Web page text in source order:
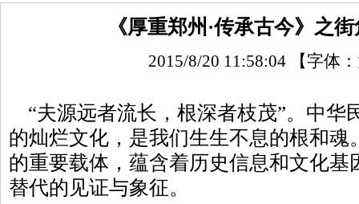
《厚重郑州·传承古今》之
2015/8/20 11:58:04 【字体：
“夫源远者流长，根深者枝茂”。中华
的灿烂文化，是我们生生不息的根和魂
的重要载体，蕴含着历史信息和文化基
替代的见证与象征。